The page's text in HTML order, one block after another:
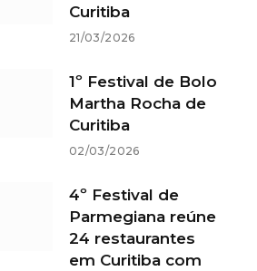
Curitiba
21/03/2026
1º Festival de Bolo
Martha Rocha de
Curitiba
02/03/2026
4º Festival de
Parmegiana reúne
24 restaurantes
em Curitiba com